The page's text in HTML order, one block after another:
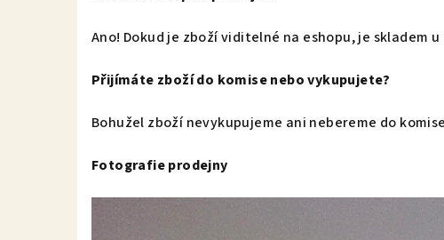
Ano! Dokud je zboží viditelné na eshopu, je skladem
Přijímáte zboží do komise nebo vykupujete?
Bohužel zboží nevykupujeme ani nebereme do
Fotografie prodejny